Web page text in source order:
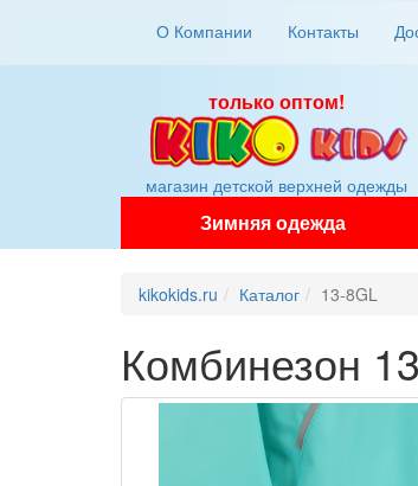
О Компании Контакты
только оптом!
магазин детской верхней одежды
Зимняя одежда
kikokids.ru Каталог 13-8GL
Комбинезон